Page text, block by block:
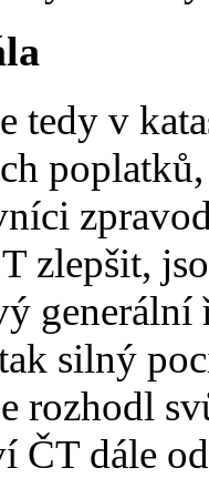
tedy v
zlepšit,
silný
rozhodl
ČT dále